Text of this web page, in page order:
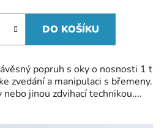
DO KOŠÍKU
popruh s oky o nosnosti 1 t
zvedání a manipulaci s břemeny.
nebo jinou zdvihací technikou....